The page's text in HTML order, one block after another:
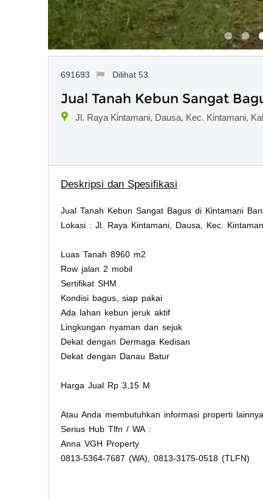
691693 Dilihat 53
Jual Tanah Kebun Sangat
Jl. Raya Kintamani, Dausa, Kec. Kintamani,
Deskripsi dan Spesifikasi
Jual Tanah Kebun Sangat Bagus di Kintamani
Lokasi : Jl. Raya Kintamani, Dausa, Kec.
Luas Tanah 8960 m2
Row jalan 2 mobil
Sertifikat SHM
Kondisi bagus, siap pakai
Ada lahan kebun jeruk aktif
Lingkungan nyaman dan sejuk
Dekat dengan Dermaga Kedisan
Dekat dengan Danau Batur
Harga Jual Rp 3,15 M
Atau Anda membutuhkan informasi properti
Serius Hub Tlfn / WA :
Anna VGH Property
0813-5364-7687 (WA), 0813-3175-0518 (TLFN)